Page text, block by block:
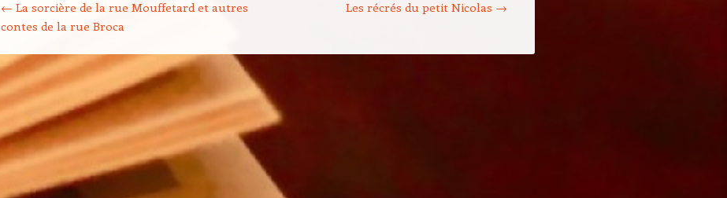
← La sorcière de la rue Mouffetard et autres
contes de la rue Broca
Les récrés du petit Nicolas →